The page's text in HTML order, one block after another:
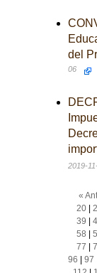
del
06
2019-
«
20|
39
58
77
96
97